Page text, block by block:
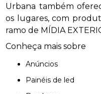
Urbana também
os lugares, com
ramo de MÍDIA
Conheça mais sobre
anúncios
painéis de led